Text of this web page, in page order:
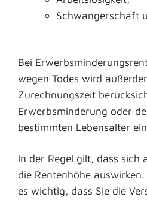
Schwangerschaft
Bei
wegen Todes wird
Zurechnungszeit
Erwerbsminderung oder
bestimmten Lebensalter
In der Regel gilt, dass sich
die Rentenhöhe
es wichtig, dass Sie die